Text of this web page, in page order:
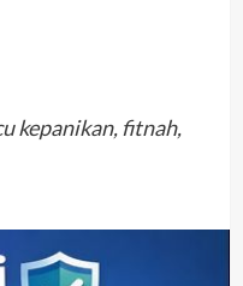
kepanikan, fitnah,